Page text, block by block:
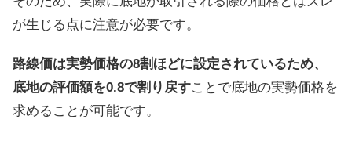
が生じる点に注意が必要です。
路線価は実勢価格の8割ほどに設定されているため、
底地の評価額を0.8で割り戻すことで底地の実勢価格を
求めることが可能です。